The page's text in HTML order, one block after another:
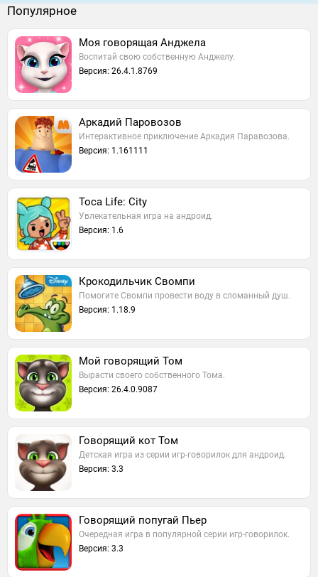
Популярное
Моя говорящая Анджела
Воспитай свою собственную Анджелу.
Версия: 26.4.1.8769
Аркадий Паровозов
Интерактивное приключение Аркадия Паравозова.
Версия: 1.161111
Toca Life: City
Увлекательная игра на андроид.
Версия: 1.6
Крокодильчик Свомпи
Помогите Свомпи провести воду в сломанный душ.
Версия: 1.18.9
Мой говорящий Том
Вырасти своего собственного Тома.
Версия: 26.4.0.9087
Говорящий кот Том
Детская игра из серии игр-говорилок для андроид.
Версия: 3.3
Говорящий попугай Пьер
Очередная игра в популярной серии игр-говорилок.
Версия: 3.3